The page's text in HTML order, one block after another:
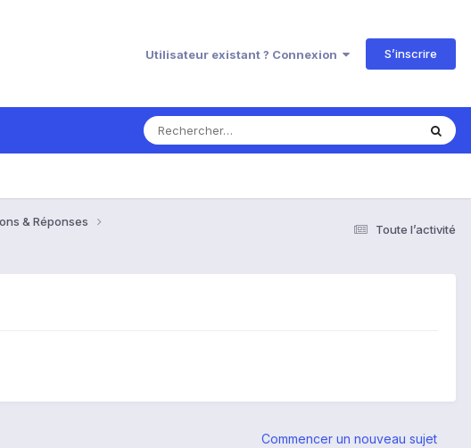
Utilisateur existant ? Connexion S’inscrire
Toute l’activité
& Réponses
Commencer un nouveau sujet